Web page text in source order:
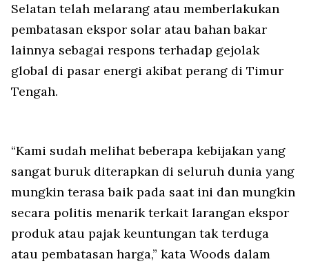
Selatan telah melarang atau memberlakukan
pembatasan ekspor solar atau bahan bakar
lainnya sebagai respons terhadap gejolak
global di pasar energi akibat perang di Timur
Tengah.
“Kami sudah melihat beberapa kebijakan yang
sangat buruk diterapkan di seluruh dunia yang
mungkin terasa baik pada saat ini dan mungkin
secara politis menarik terkait larangan ekspor
produk atau pajak keuntungan tak terduga
atau pembatasan harga,” kata Woods dalam